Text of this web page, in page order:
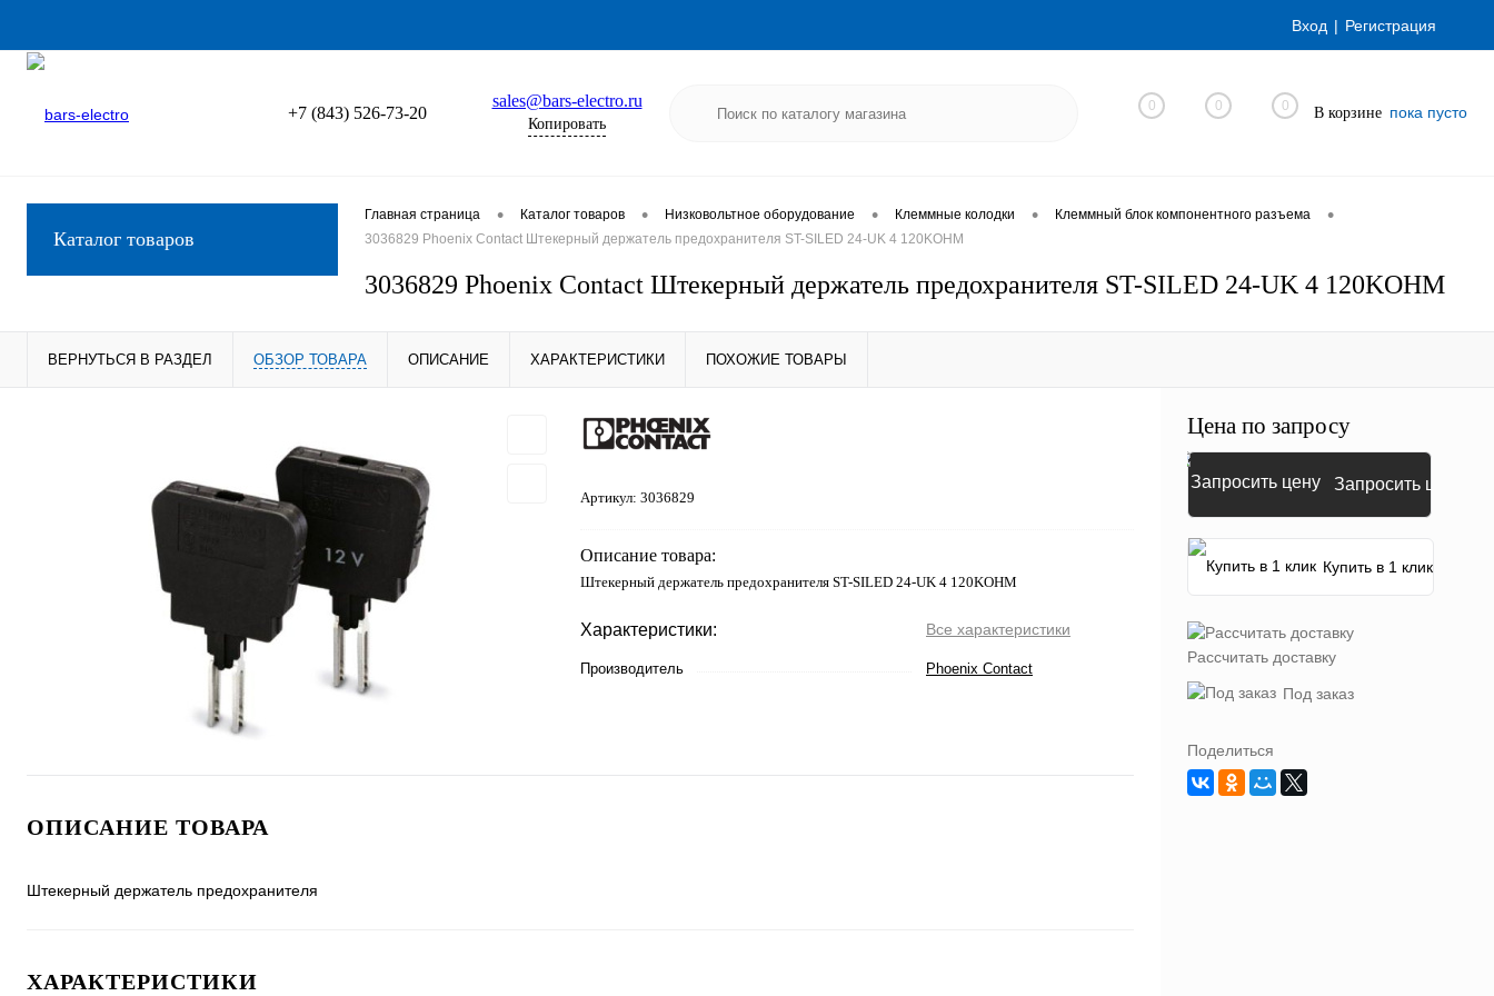
Вход Регистрация
+7 (843) 526-73-20
sales@bars-electro.ru
Копировать
0 0 0 В корзине пока пусто
Каталог товаров
Главная страница • Каталог товаров • Низковольтное оборудование • Клеммные колодки • Клеммный блок компонентного разъема •
3036829 Phoenix Contact Штекерный держатель предохранителя ST-SILED 24-UK 4 120KOHM
3036829 Phoenix Contact Штекерный держатель предохранителя ST-SILED 24-UK 4 120KOHM
ВЕРНУТЬСЯ В РАЗДЕЛ ОБЗОР ТОВАРА ОПИСАНИЕ ХАРАКТЕРИСТИКИ ПОХОЖИЕ ТОВАРЫ
Артикул: 3036829
Описание товара:
Штекерный держатель предохранителя ST-SILED 24-UK 4 120KOHM
Характеристики: Все характеристики
Производитель Phoenix Contact
ОПИСАНИЕ ТОВАРА
Штекерный держатель предохранителя
ХАРАКТЕРИСТИКИ
Цена по запросу
Запросить цену
Купить в 1 клик
Рассчитать доставку
Под заказ
Поделиться